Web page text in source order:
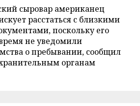
сыровар американец
расстаться с близкими
поскольку его
не уведомили
о пребывании, сообщил
органам